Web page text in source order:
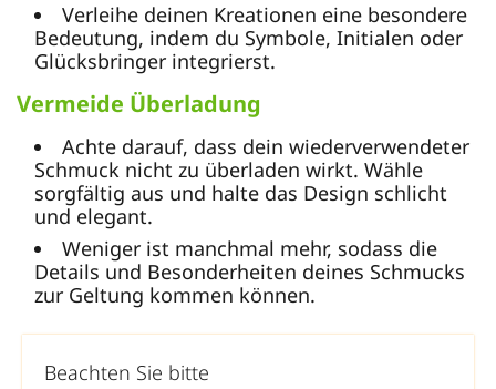
Verleihe deinen Kreationen eine besondere
Bedeutung, indem du Symbole, Initialen oder
Glücksbringer integrierst.
Vermeide Überladung
Achte darauf, dass dein wiederverwendeter
Schmuck nicht zu überladen wirkt. Wähle
sorgfältig aus und halte das Design schlicht
und elegant.
Weniger ist manchmal mehr, sodass die
Details und Besonderheiten deines Schmucks
zur Geltung kommen können.
Beachten Sie bitte